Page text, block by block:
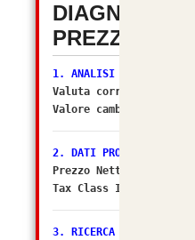
PREZZI (OSC
1. ANALISI VALUTA
Valuta corrente:
Valore cambio
2. DATI PRODOTTO
Prezzo Netto DB: 7.2727
Tax Class ID: 1
3. RICERCA ZONA